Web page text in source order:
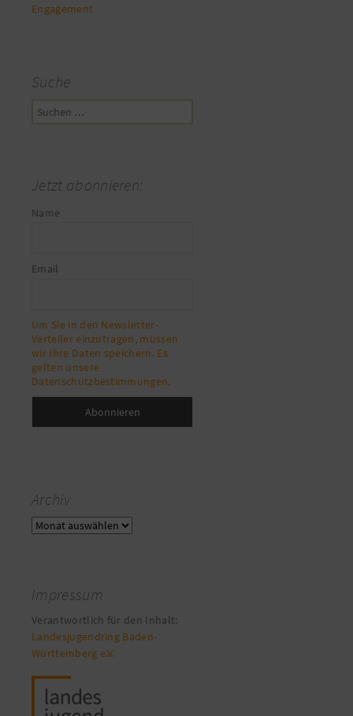
Engagement
Suche
Suchen
Jetzt abonnieren:
Name
Email
Um Sie in den Newsletter-
Verteiler einzutragen, müssen
wir Ihre Daten speichern. Es
gelten unsere
Datenschutzbestimmungen.
Archiv
Archiv
Impressum
Verantwortlich für den Inhalt:
Landesjugendring Baden-
Württemberg e.V.